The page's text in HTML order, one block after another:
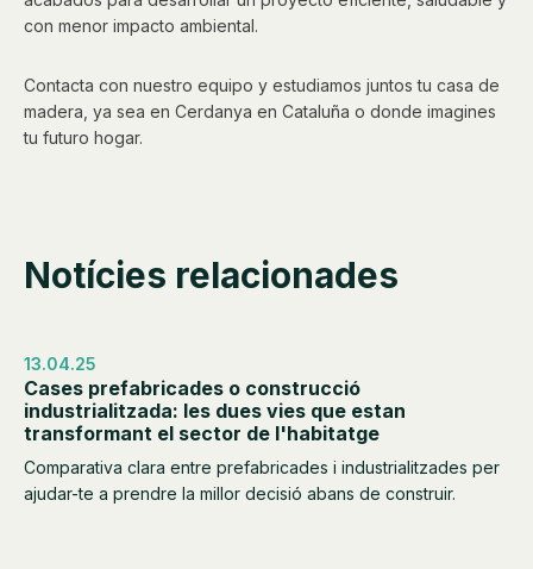
con menor impacto ambiental.
Contacta con nuestro equipo y estudiamos juntos tu casa de
madera, ya sea en Cerdanya en Cataluña o donde imagines
tu futuro hogar.
Notícies relacionades
13.04.25
Cases prefabricades o construcció
industrialitzada: les dues vies que estan
transformant el sector de l'habitatge
Comparativa clara entre prefabricades i industrialitzades per
ajudar-te a prendre la millor decisió abans de construir.